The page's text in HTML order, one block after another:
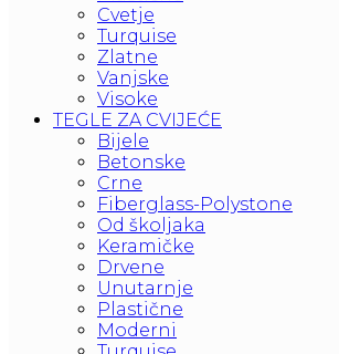
Cvetje
Turquise
Zlatne
Vanjske
Visoke
TEGLE ZA CVIJEĆE
Bijele
Betonske
Crne
Fiberglass-Polystone
Od školjaka
Keramičke
Drvene
Unutarnje
Plastične
Moderni